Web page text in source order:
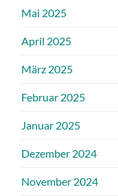
Mai 2025
April 2025
März 2025
Februar 2025
Januar 2025
Dezember 2024
November 2024